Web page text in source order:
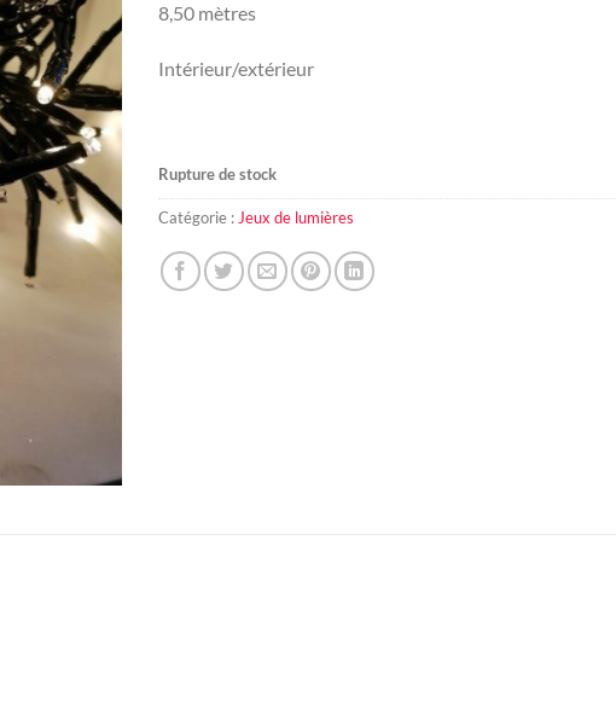
8,50 mètres
Intérieur/extérieur
Rupture de stock
Catégorie :Jeux de lumières